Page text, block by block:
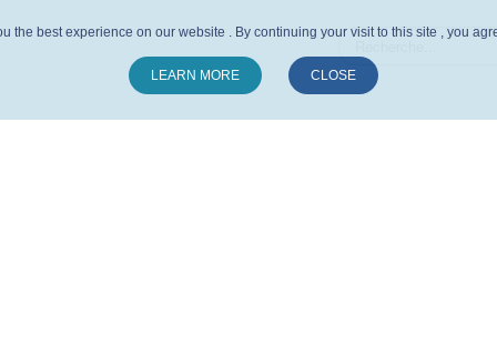
the best experience on our website . By continuing your visit to this site , you
LEARN MORE CLOSE